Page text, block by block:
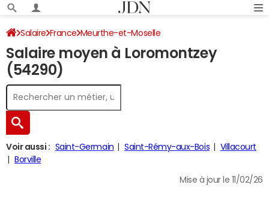
Salaire France Meurthe-et-Moselle
Salaire moyen à Loromontzey
(54290)
Voir aussi : Saint-Germain Saint-Rémy-aux-Bois
Villacourt
Borville
Mise à jour le 11/02/26